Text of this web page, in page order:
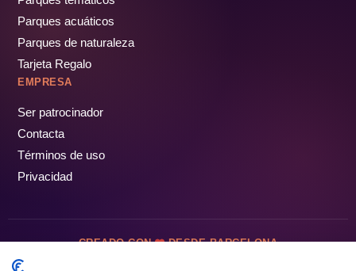
Parques acuáticos
Parques de naturaleza
Tarjeta Regalo
EMPRESA
Ser patrocinador
Contacta
Términos de uso
Privacidad
CREADO CON DESDE BARCELONA